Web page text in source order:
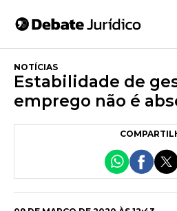
NOTÍCIAS
Estabilidade de
emprego não é